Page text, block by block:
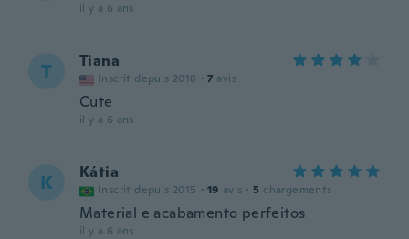
il y a 6 ans
T Tiana
Inscrit depuis 2018 · 7 avis
Cute
il y a 6 ans
K Kátia
Inscrit depuis 2015 · 19 avis · 5 chargements
Material e acabamento perfeitos
il y a 6 ans